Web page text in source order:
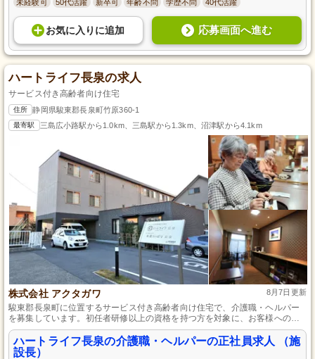
未経験可 50代活躍 新卒可 年齢不問 学歴不問 40代活躍
お気に入り に追加 応募画面へ進む
ハートライフ長泉の求人
サービス付き高齢者向け住宅
住所 静岡県駿東郡長泉町竹原360-1
最寄駅 三島広小路駅から1.0km、三島駅から1.3km、沼津駅から4.1km
株式会社 アクタガワ 8月7日更新
駿東郡長泉町に位置するサービス付き高齢者向け住宅で、介護職・ヘルパー
を募集しています。初任者研修以上の資格を持つ方を対象に、お客様への丁
寧な介護業務をお任せします。最寄り駅から徒歩14分とアクセスが良く、通
勤手当や育児支援制度も充実しており、モチベーションを持って働ける環境
です。
ハートライフ長泉の介護職・ヘルパーの正社員求人 （施
設長）